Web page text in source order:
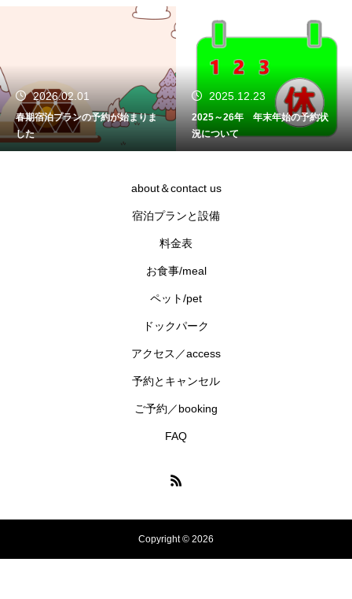
2026.02.01
春期宿泊プランの予約が始まりま
した
2025.12.23
2025～26年 年末年始の予約状
況について
about＆contact us
宿泊プランと設備
料金表
お食事/meal
ペット/pet
ドックパーク
アクセス／access
予約とキャンセル
ご予約／booking
FAQ
Copyright © 2026